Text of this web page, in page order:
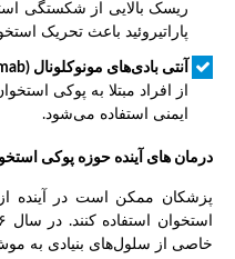
ریسک بالایی از شکستگی
پاراتیروئید باعث تحریک
آنتی بادی‌های مونوکلونال (
از افراد مبتلا به پوکی
ایمنی استفاده می‌شود.
درمان های آینده حوزه پوکی
پزشکان ممکن است در آینده
خاصی از سلول‌های بنیادی به